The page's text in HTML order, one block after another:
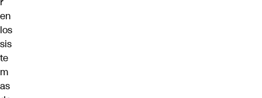
en
los
sis
te
m
as